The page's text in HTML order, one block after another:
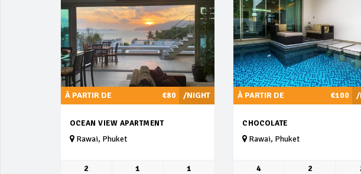
/NIGHT
À PARTIR DE €80
OCEAN VIEW APARTMENT
Rawai, Phuket
2 1 1
/
À PARTIR DE €100
CHOCOLATE
Rawai, Phuket
4 2